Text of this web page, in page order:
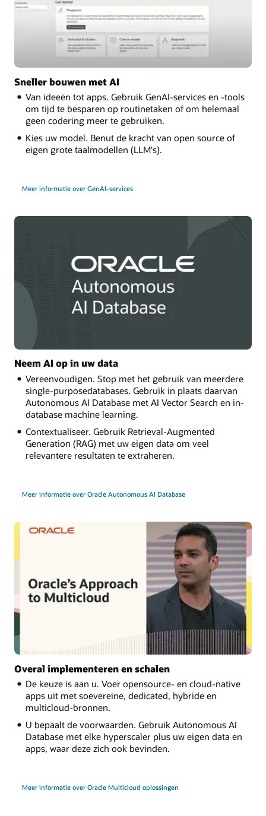
Sneller bouwen met AI
Van ideeën tot apps. Gebruik GenAI-services en -tools
om tijd te besparen op routinetaken of om helemaal
geen codering meer te gebruiken.
Kies uw model. Benut de kracht van open source of
eigen grote taalmodellen (LLM's).
Meer informatie over GenAI-services
Neem AI op in uw data
Vereenvoudigen. Stop met het gebruik van meerdere
single-purposedatabases. Gebruik in plaats daarvan
Autonomous AI Database met AI Vector Search en in-
database machine learning.
Contextualiseer. Gebruik Retrieval-Augmented
Generation (RAG) met uw eigen data om veel
relevantere resultaten te extraheren.
Meer informatie over Oracle Autonomous AI Database
Overal implementeren en schalen
De keuze is aan u. Voer opensource- en cloud-native
apps uit met soevereine, dedicated, hybride en
multicloud-bronnen.
U bepaalt de voorwaarden. Gebruik Autonomous AI
Database met elke hyperscaler plus uw eigen data en
apps, waar deze zich ook bevinden.
Meer informatie over Oracle Multicloud oplossingen